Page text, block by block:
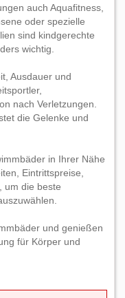
auch Aquafitness,
oder spezielle
sind kindgerechte
wichtig.
Ausdauer und
nach Verletzungen.
die Gelenke und
in Ihrer Nähe
Eintrittspreise,
um die beste
und genießen
für Körper und